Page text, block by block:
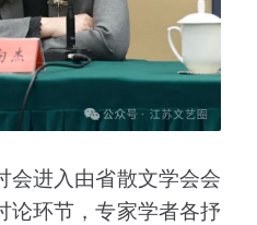
会进入由省散文学会会
论环节，专家学者各抒